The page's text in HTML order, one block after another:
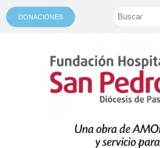
DONACIONES